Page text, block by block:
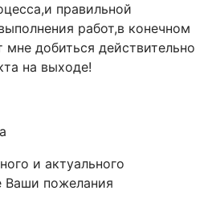
правильной
работ,в конечном
мне добиться действительно
на выходе!
и актуального
Ваши пожелания